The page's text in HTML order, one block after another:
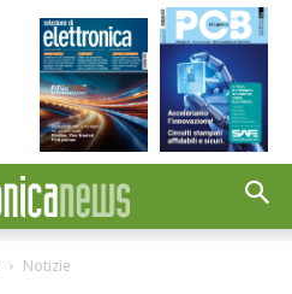
Notizie